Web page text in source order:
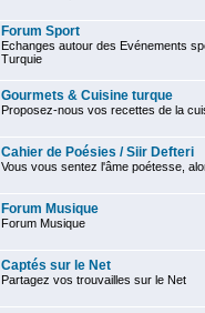
Forum Sport
Echanges autour des Evénements
Turquie
Gourmets & Cuisine turque
Proposez-nous vos recettes de la
Cahier de Poésies / Siir Defteri
Vous vous sentez l'âme poétesse,
Forum Musique
Forum Musique
Captés sur le Net
Partagez vos trouvailles sur le Net